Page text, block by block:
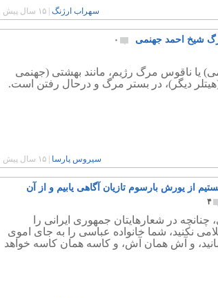
سهراب ارژنگ ۱۵ سال پیش
شیخ احمد جهنمی ۰
یا ناقوس مرگ رژیم، مانند بهشتی (جهنمی
دیگر)، در بستر مرگ و درحال رفتن است.
سیروس پارسا ۱۵ سال پیش
از یورش بارسوم تازیان آگاهی یابیم و از آن
۴
در شعارهایتان جمهوری ایرانی را
نکنید، شما خانواده عباسی را به جای اموی
و آش همان آش، و کاسه همان کاسه خواهد